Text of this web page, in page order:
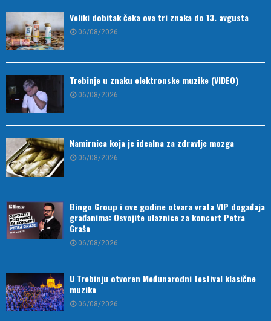
Veliki dobitak čeka ova tri znaka do 13. avgusta
06/08/2026
Trebinje u znaku elektronske muzike (VIDEO)
06/08/2026
Namirnica koja je idealna za zdravlje mozga
06/08/2026
Bingo Group i ove godine otvara vrata VIP događaja
građanima: Osvojite ulaznice za koncert Petra
Graše
06/08/2026
U Trebinju otvoren Međunarodni festival klasične
muzike
06/08/2026